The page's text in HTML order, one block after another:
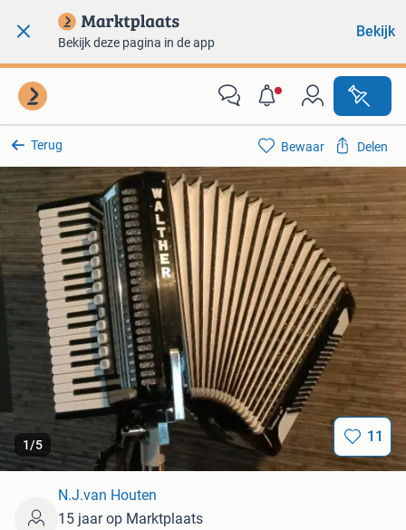
Bekijk deze pagina in de app
Bekijk
Terug
1/5 11
Bewaar Delen
N.J.van Houten
15 jaar op Marktplaats